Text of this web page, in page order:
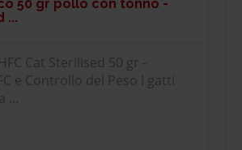
50 gr pollo con tonno -
...
Cat Sterilised 50 gr -
e Controllo del Peso I gatti
...